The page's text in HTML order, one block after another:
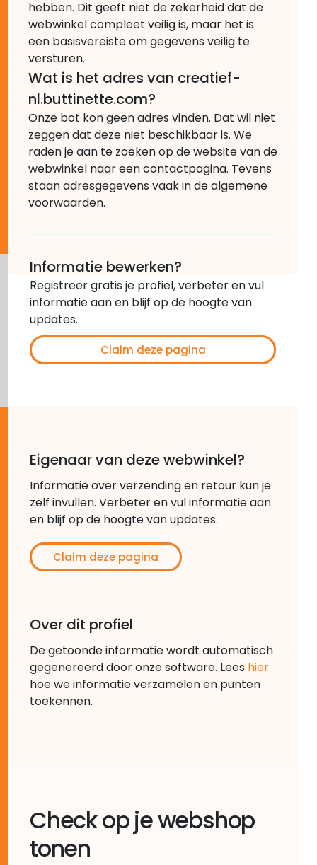
hebben. Dit geeft niet de zekerheid dat de
webwinkel compleet veilig is, maar het is
een basisvereiste om gegevens veilig te
versturen.
Wat is het adres van creatief-
nl.buttinette.com?
Onze bot kon geen adres vinden. Dat wil niet
zeggen dat deze niet beschikbaar is. We
raden je aan te zoeken op de website van de
webwinkel naar een contactpagina. Tevens
staan adresgegevens vaak in de algemene
voorwaarden.
Informatie bewerken?
Registreer gratis je profiel, verbeter en vul
informatie aan en blijf op de hoogte van
updates.
Claim deze pagina
Eigenaar van deze webwinkel?
Informatie over verzending en retour kun je
zelf invullen. Verbeter en vul informatie aan
en blijf op de hoogte van updates.
Claim deze pagina
Over dit profiel
De getoonde informatie wordt automatisch
gegenereerd door onze software. Lees hier
hoe we informatie verzamelen en punten
toekennen.
Check op je webshop
tonen